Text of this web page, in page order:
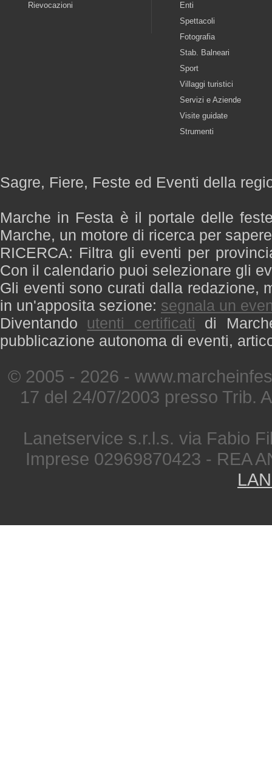
Rievocazioni
Enti
Spettacoli
Fotografia
Stab. Balneari
Sport
Villaggi turistici
Servizi e Aziende
Visite guidate
Strumenti
Sagre, Fiere, Feste ed Eventi della
Marche in Festa è il portale delle
Marche, un motore di ricerca per
RICERCA: Filtra gli eventi per
Con il calendario puoi selezionare gli
Gli eventi sono curati dalla redazione,
in un'apposita sezione: segnala un
Diventando utenti certificati di
pubblicazione autonoma di eventi,
© 2005 - 2026 -
17 del 24/07/2003 presso Trib.
Lanetservice s.r.l.s. via Fabio
Imprese 02969870423 - REA